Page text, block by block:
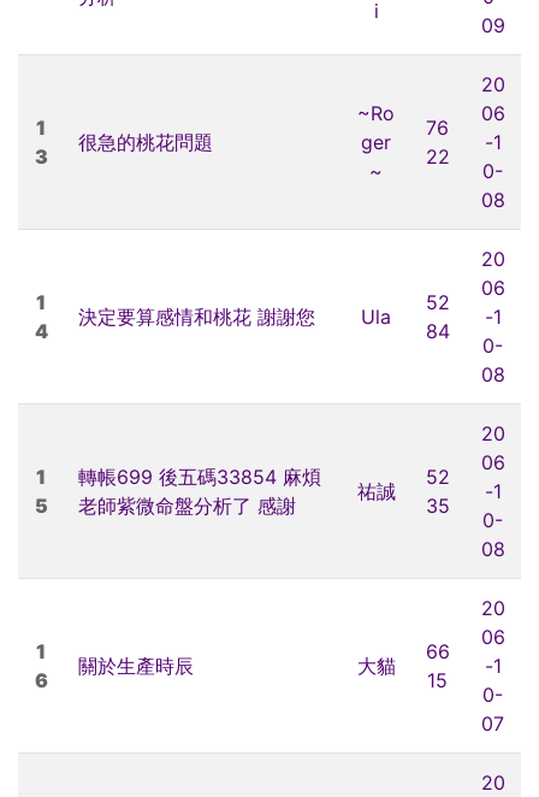
i
09
1
3
很急的桃花問題
~Ro
ger
~
76
22
20
06
-1
0-
08
1
4
決定要算感情和桃花 謝謝您 Ula
52
84
20
06
-1
0-
08
1
5
轉帳699 後五碼33854 麻煩
老師紫微命盤分析了 感謝
祐誠
52
35
20
06
-1
0-
08
1
6
關於生產時辰 大貓
66
15
20
06
-1
0-
07
20